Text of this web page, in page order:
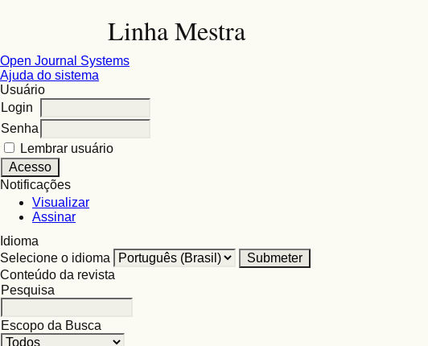
Linha Mestra
Open Journal Systems
Ajuda do sistema
Usuário
Login
Senha
Lembrar usuário
Notificações
Visualizar
Assinar
Idioma
Selecione o idioma
Conteúdo da revista
Pesquisa
Escopo da Busca